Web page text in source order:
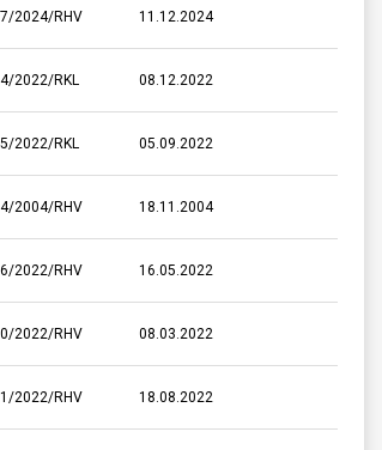
2024/RHV 11.12.2024
2022/RKL 08.12.2022
2022/RKL 05.09.2022
2004/RHV 18.11.2004
2022/RHV 16.05.2022
2022/RHV 08.03.2022
2022/RHV 18.08.2022